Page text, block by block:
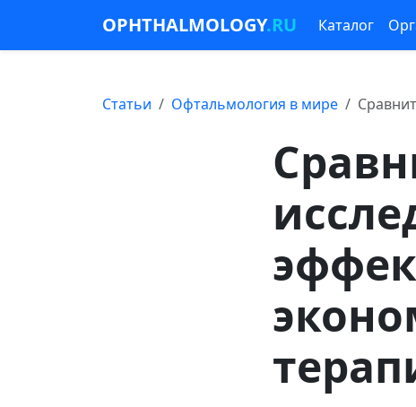
OPHTHALMOLOGY.RU Каталог
Статьи Офтальмология в мире